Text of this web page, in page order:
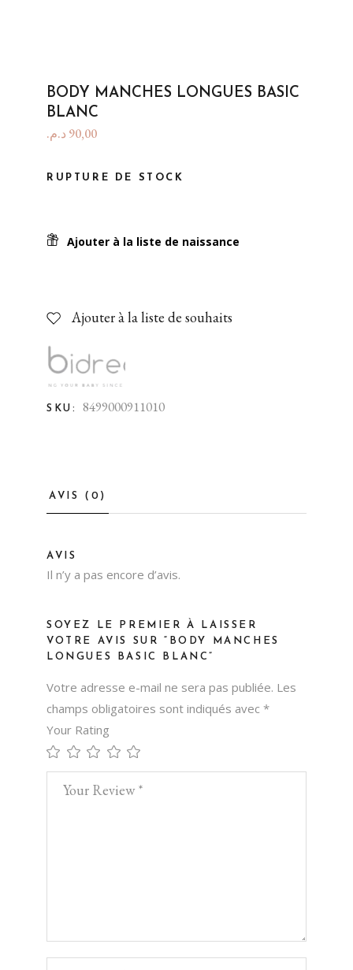
BODY MANCHES LONGUES BASIC
BLANC
90,00 د.م.
RUPTURE DE STOCK
Ajouter à la liste de naissance
Ajouter à la liste de souhaits
SKU: 8499000911010
AVIS (0)
AVIS
Il n’y a pas encore d’avis.
SOYEZ LE PREMIER À LAISSER
VOTRE AVIS SUR “BODY MANCHES
LONGUES BASIC BLANC”
Votre adresse e-mail ne sera pas publiée. Les
champs obligatoires sont indiqués avec *
Your Rating